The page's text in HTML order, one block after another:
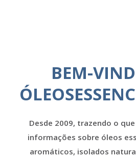
BEM-
Desde 2009, trazendo o
informações sobre óleos
aromáticos, isolados